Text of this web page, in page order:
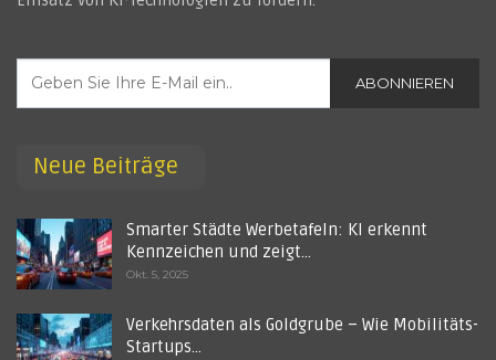
ABONNIEREN
Neue Beiträge
Smarter Städte Werbetafeln: KI erkennt
Kennzeichen und zeigt…
Okt. 5, 2025
Verkehrsdaten als Goldgrube – Wie Mobilitäts-
Startups…